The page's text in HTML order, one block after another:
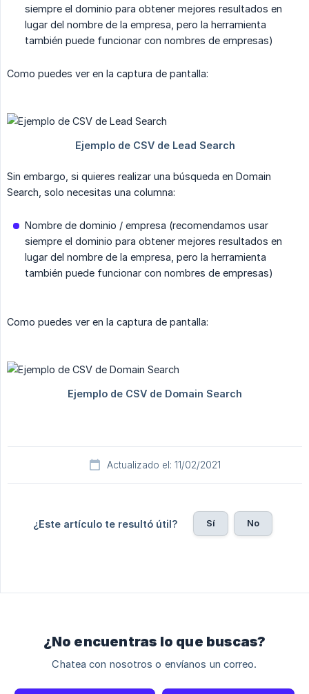
siempre el dominio para obtener mejores resultados en
lugar del nombre de la empresa, pero la herramienta
también puede funcionar con nombres de empresas)
Como puedes ver en la captura de pantalla:
Sin embargo, si quieres realizar una búsqueda en Domain
Search, solo necesitas una columna:
Nombre de dominio / empresa (recomendamos usar
siempre el dominio para obtener mejores resultados en
lugar del nombre de la empresa, pero la herramienta
también puede funcionar con nombres de empresas)
Como puedes ver en la captura de pantalla:
Actualizado el: 11/02/2021
¿Este artículo te resultó útil? Sí No
¿No encuentras lo que buscas?
Chatea con nosotros o envíanos un correo.